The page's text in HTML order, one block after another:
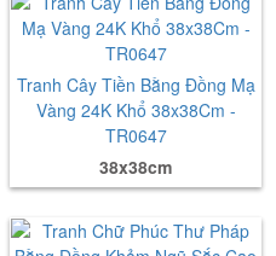
Tranh Cây Tiền Bằng Đồng Mạ
Vàng 24K Khổ 38x38Cm -
TR0647
38x38cm